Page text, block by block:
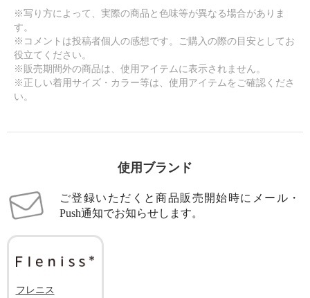
※写り方によって、実際の商品と色味等が異なる場合がありま
す。
※コメントは投稿者個人の感想です。ご購入の際の目安としてお
役立てください。
※販売期間外の商品は、使用アイテムに表示されません。
※正しい着用サイズ・カラー等は、使用アイテムをご確認くださ
い。
使用ブランド
ご登録いただくと商品販売開始時にメール・
Push通知でお知らせします。
フレニス